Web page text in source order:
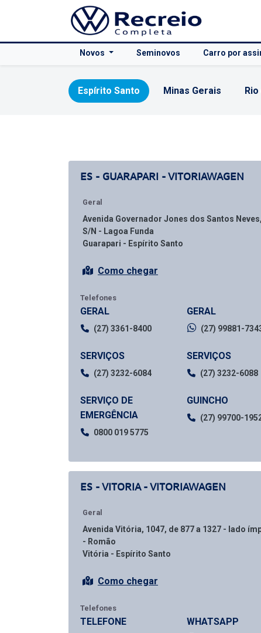
Novos Seminovos Carro por
Espírito Santo Minas Gerais
ES - GUARAPARI - VITORIAWAGEN
Geral
Avenida Governador Jones dos Santos Neves,
S/N - Lagoa Funda
Guarapari - Espírito Santo
Como chegar
Telefones
GERAL
(27) 3361-8400
GERAL
(27) 99881-
SERVIÇOS
(27) 3232-6084
SERVIÇOS
(27) 3232-6088
SERVIÇO DE
EMERGÊNCIA
0800 019 5775
GUINCHO
(27) 99700-
ES - VITORIA - VITORIAWAGEN
Geral
Avenida Vitória, 1047, de 877 a 1327 - lado
- Romão
Vitória - Espírito Santo
Como chegar
Telefones
TELEFONE WHATSAPP